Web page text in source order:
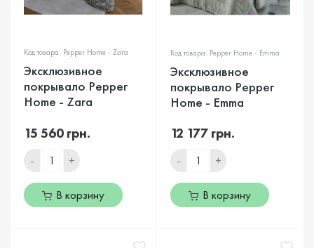
Код товара: Pepper Home - Zara
Эксклюзивное
покрывало Pepper
Home - Zara
15 560 грн.
- +
В корзину
Код товара: Pepper Home - Emma
Эксклюзивное
покрывало Pepper
Home - Emma
12 177 грн.
- +
В корзину